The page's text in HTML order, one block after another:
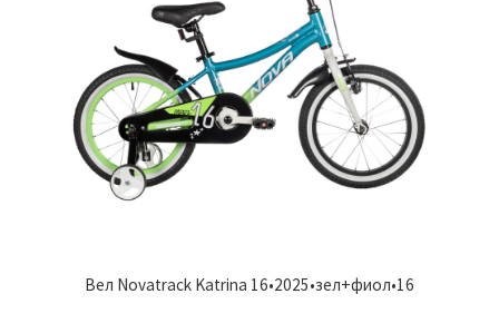
Вел Novatrack Katrina 16•2025•зел+фиол•16